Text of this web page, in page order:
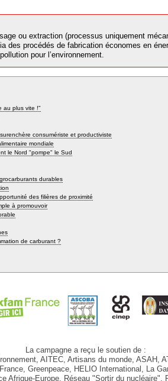
ou extraction (processus uniquement
des procédés de fabrication économes en
pour l’environnement.
au plus vite !"
consumériste et productiviste
mondiale
le Nord "pompe" le Sud
durables
des filières de proximité
à promouvoir
de carburant ?
La campagne a reçu le soutien de :
AITEC, Artisans du monde, ASAH,
Greenpeace, HELIO International, La
Afrique-Europe, Réseau "Sortir du